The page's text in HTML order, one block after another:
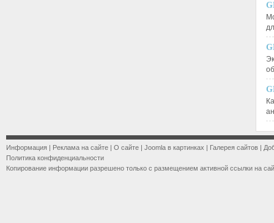
Информация | Реклама на сайте | О сайте | Joomla в картинках | Галерея сайтов |
Политика конфиденциальности
Копирование информации разрешено только с размещением активной ссылки на